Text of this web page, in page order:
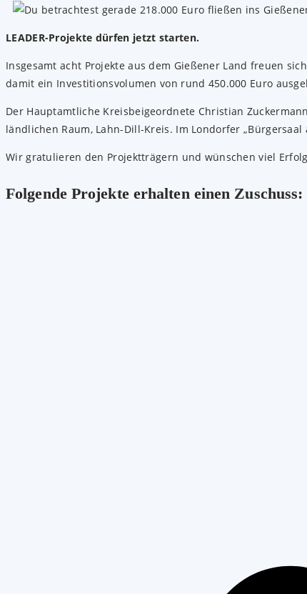
LEADER-Projekte dürfen jetzt starten.
Insgesamt acht Projekte aus dem Gießener Land freuen
damit ein Investitionsvolumen von rund 450.000 Euro
Der Hauptamtliche Kreisbeigeordnete Christian
ländlichen Raum, Lahn-Dill-Kreis. Im Londorfer
Wir gratulieren den Projektträgern und wünschen viel
Folgende Projekte erhalten einen Zuschuss: